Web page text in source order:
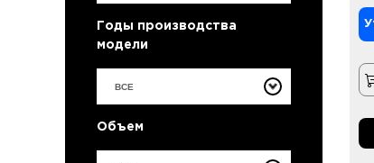
Годы производства
модели
ВСЕ
Объем